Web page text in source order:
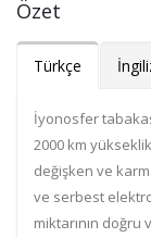
Özet
Türkçe
İyonosfer
2000 km
değişken ve
ve serbest
miktarının